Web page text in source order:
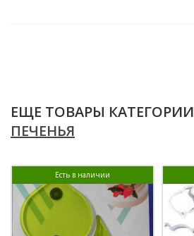
ЕЩЕ ТОВАРЫ КАТЕГОРИИ
ПЕЧЕНЬЯ
Есть в наличии